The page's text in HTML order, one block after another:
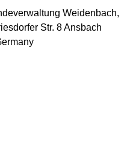
Weidenbach,
Str. 8Ansbach